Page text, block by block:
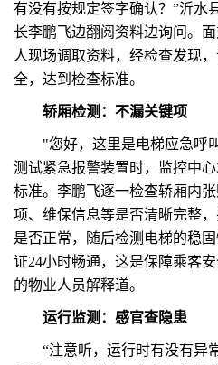
有没有按规定签字确认？”沂水
长李鹏飞边翻阅资料边询问。
人现场调取资料，经检查发现
全，达到检查标准。
轿厢检测：不漏关键项
"您好，这里是电梯应急呼
测试紧急报警装置时，监控中
标准。李鹏飞逐一检查轿厢内
项、维保信息等是否清晰完整
是否正常，随后检测电梯的稳
证24小时畅通，这是保障乘客
的物业人员解释道。
运行监测：感官查隐患
“注意听，运行时有没有异